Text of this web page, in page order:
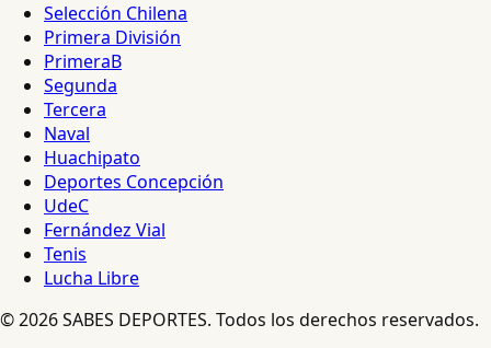
Selección Chilena
Primera División
PrimeraB
Segunda
Tercera
Naval
Huachipato
Deportes Concepción
UdeC
Fernández Vial
Tenis
Lucha Libre
© 2026 SABES DEPORTES. Todos los derechos reservados.